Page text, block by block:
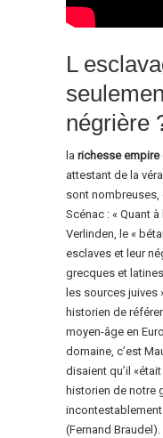
L
négrière
la richesse empire
attestant de la
sont nombreuses,
Scénac : « Quant
Verlinden, le «
esclaves et leur
grecques et
les sources juives
historien de
moyen-âge en
domaine, c’est
disaient qu’il
historien de notre
incontestablement
(Fernand